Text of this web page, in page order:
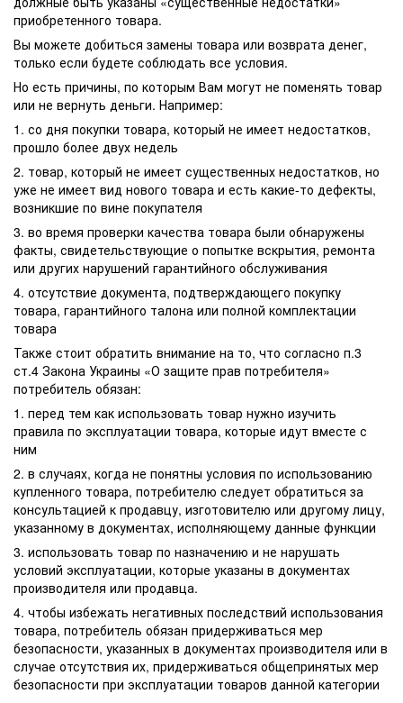
приобретенного товара.
Вы можете добиться замены товара или возврата денег,
только если будете соблюдать все условия.
Но есть причины, по которым Вам могут не поменять товар
или не вернуть деньги. Например:
1. со дня покупки товара, который не имеет недостатков,
прошло более двух недель
2. товар, который не имеет существенных недостатков, но
уже не имеет вид нового товара и есть какие-то дефекты,
возникшие по вине покупателя
3. во время проверки качества товара были обнаружены
факты, свидетельствующие о попытке вскрытия, ремонта
или других нарушений гарантийного обслуживания
4. отсутствие документа, подтверждающего покупку
товара, гарантийного талона или полной комплектации
товара
Также стоит обратить внимание на то, что согласно п.3
ст.4 Закона Украины «О защите прав потребителя»
потребитель обязан:
1. перед тем как использовать товар нужно изучить
правила по эксплуатации товара, которые идут вместе с
ним
2. в случаях, когда не понятны условия по использованию
купленного товара, потребителю следует обратиться за
консультацией к продавцу, изготовителю или другому лицу,
указанному в документах, исполняющему данные функции
3. использовать товар по назначению и не нарушать
условий эксплуатации, которые указаны в документах
производителя или продавца.
4. чтобы избежать негативных последствий использования
товара, потребитель обязан придерживаться мер
безопасности, указанных в документах производителя или в
случае отсутствия их, придерживаться общепринятых мер
безопасности при эксплуатации товаров данной категории